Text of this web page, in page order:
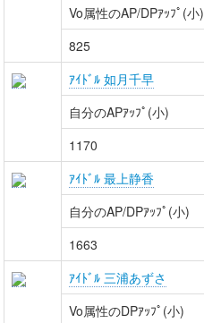
Vo属性のAP/DPｱｯﾌﾟ(小)
825
ｱｲﾄﾞﾙ 如月千早
自分のAPｱｯﾌﾟ(小)
1170
ｱｲﾄﾞﾙ 最上静香
自分のAP/DPｱｯﾌﾟ(小)
1663
ｱｲﾄﾞﾙ 三浦あずさ
Vo属性のDPｱｯﾌﾟ(小)